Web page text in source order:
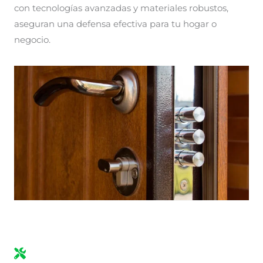
con tecnologías avanzadas y materiales robustos,
aseguran una defensa efectiva para tu hogar o
negocio.